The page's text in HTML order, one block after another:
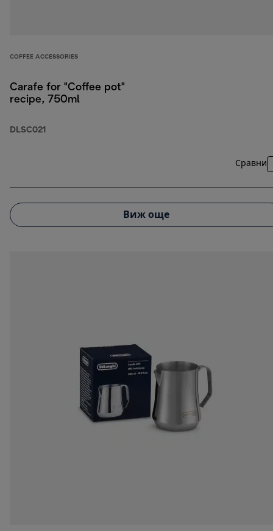
COFFEE ACCESSORIES
Carafe for "Coffee pot"
recipe, 750ml
DLSC021
Сравни
Виж още